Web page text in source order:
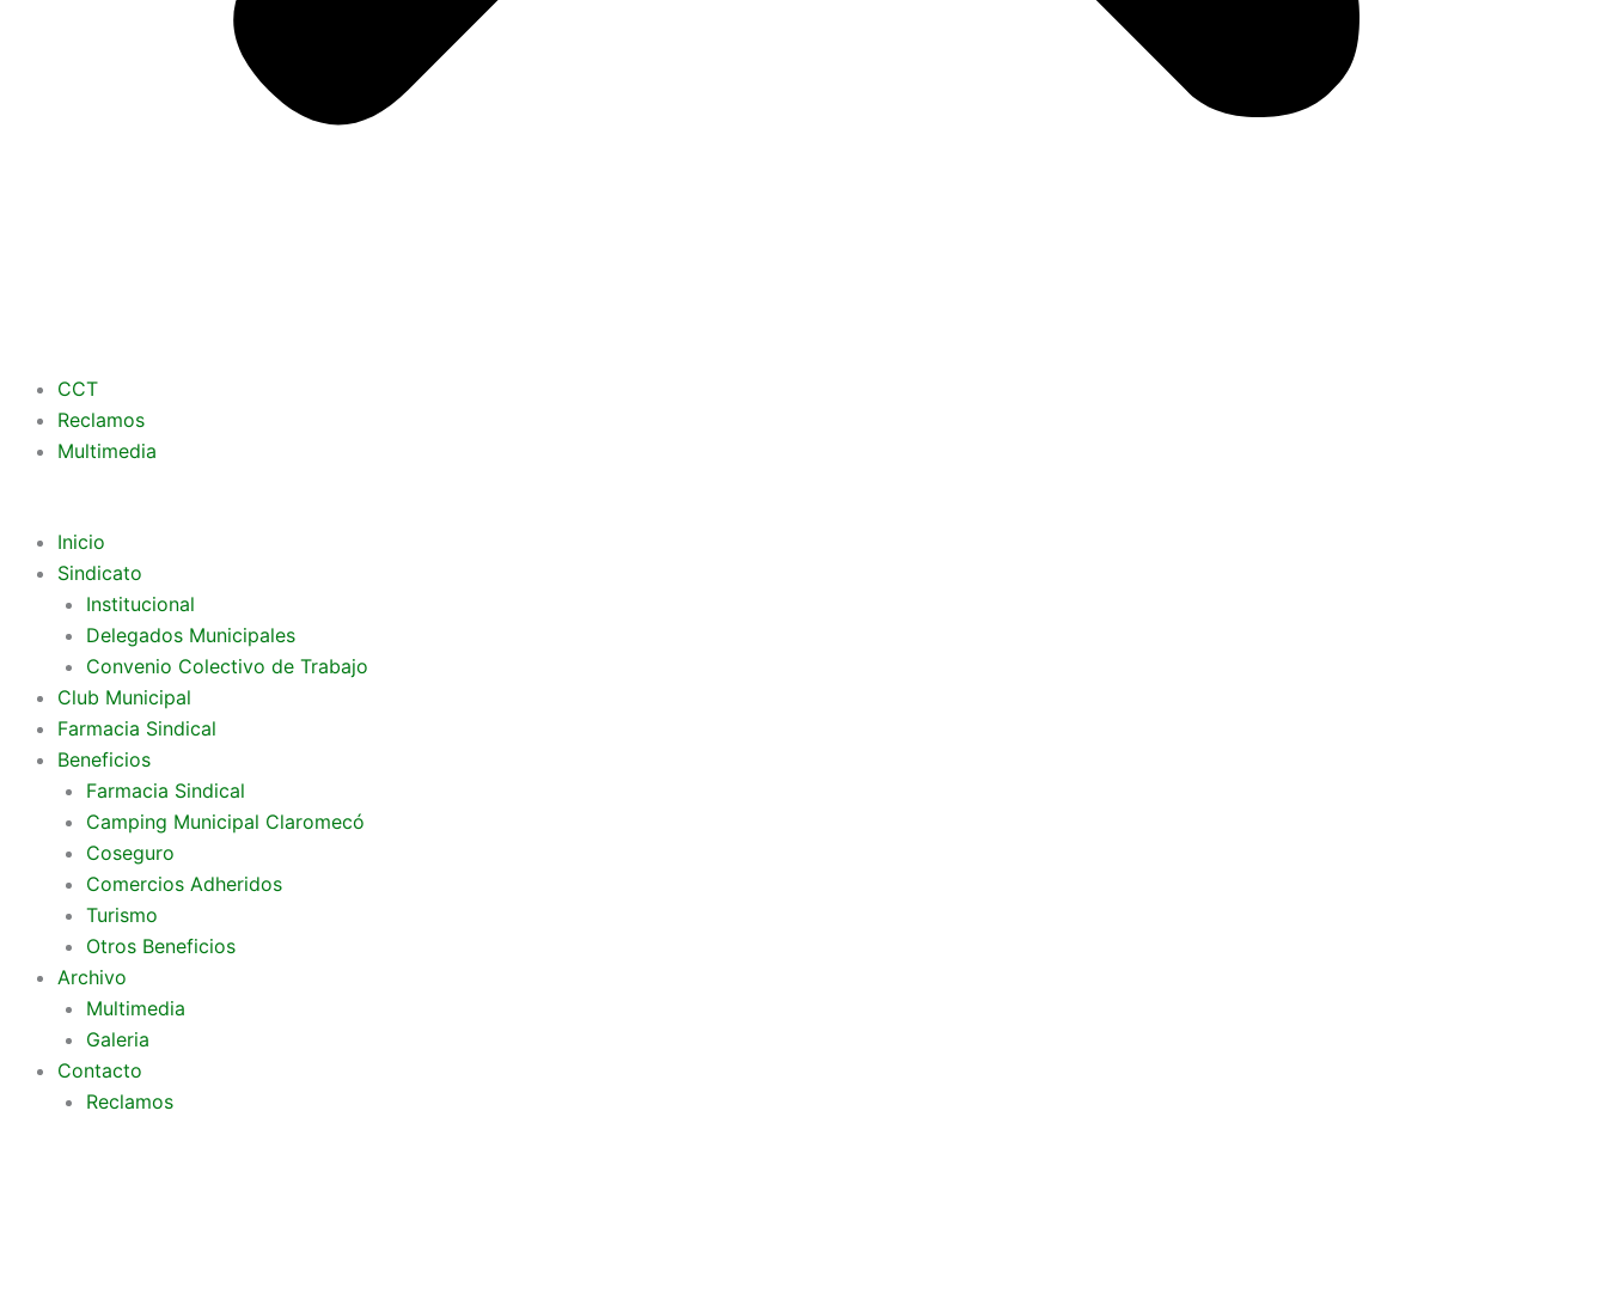
CCT
Reclamos
Multimedia
Inicio
Sindicato
Institucional
Delegados Municipales
Convenio Colectivo de Trabajo
Club Municipal
Farmacia Sindical
Beneficios
Farmacia Sindical
Camping Municipal Claromecó
Coseguro
Comercios Adheridos
Turismo
Otros Beneficios
Archivo
Multimedia
Galeria
Contacto
Reclamos